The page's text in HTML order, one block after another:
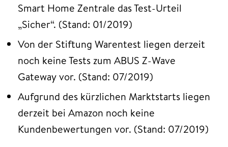
Smart Home Zentrale das Test-Urteil
„Sicher“. (Stand: 01/2019)
Von der Stiftung Warentest liegen derzeit
noch keine Tests zum ABUS Z-Wave
Gateway vor. (Stand: 07/2019)
Aufgrund des kürzlichen Marktstarts liegen
derzeit bei Amazon noch keine
Kundenbewertungen vor. (Stand: 07/2019)